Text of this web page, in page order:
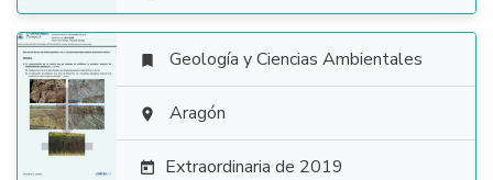

 Geología y Ciencias Ambientales
 Aragón
 Extraordinaria de 2019